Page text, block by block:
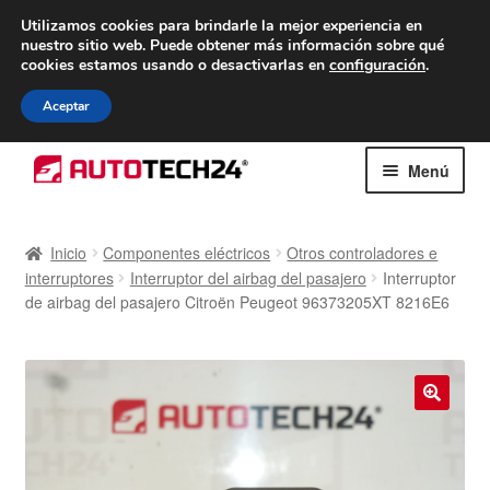
ENTREGA desde 7 EUR
De lunes a viernes de 9 a. m. a 4 p. m.
navegación
al
Menú
Caja registradora
Contacto
Inicio Componentes eléctricos
Otros controladores e
interruptores
Interruptor del airbag del pasajero
Interruptor
de airbag del pasajero Citroën Peugeot 96373205XT 8216E6
Utilizamos cookies para brindarle la mejor experiencia en
nuestro sitio web. Puede obtener más información sobre qué
cookies estamos usando o desactivarlas en configuración.
Aceptar